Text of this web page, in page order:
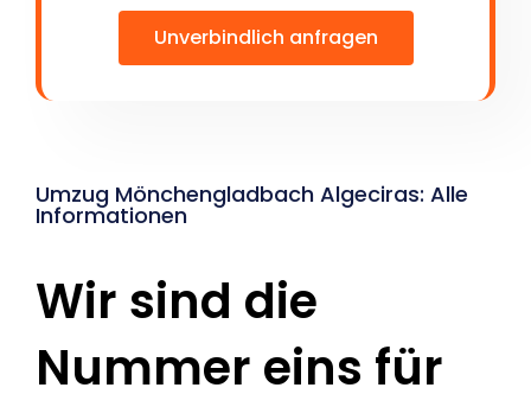
Unverbindlich anfragen
Umzug Mönchengladbach Algeciras: Alle
Informationen
Wir sind die
Nummer eins für